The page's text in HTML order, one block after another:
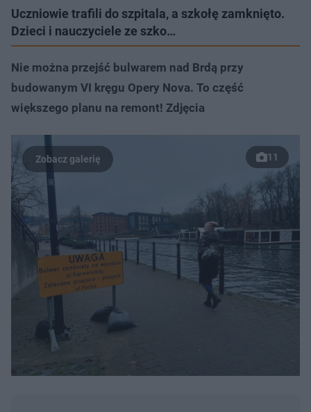
Uczniowie trafili do szpitala, a szkołę zamknięto.
Dzieci i nauczyciele ze szko…
Nie można przejść bulwarem nad Brdą przy
budowanym VI kręgu Opery Nova. To część
większego planu na remont! Zdjęcia
11